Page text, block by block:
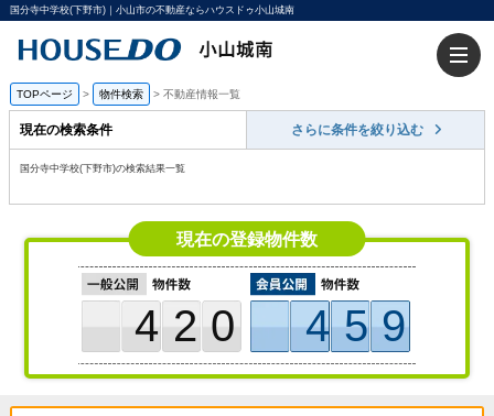
国分寺中学校(下野市)｜小山市の不動産ならハウスドゥ小山城南
TOPページ > 物件検索 > 不動産情報一覧
現在の検索条件 さらに条件を絞り込む
国分寺中学校(下野市)の検索結果一覧
現在の登録物件数
420 459